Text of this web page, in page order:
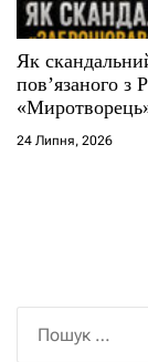
Як
повʼязаного з
24 Липня, 2026